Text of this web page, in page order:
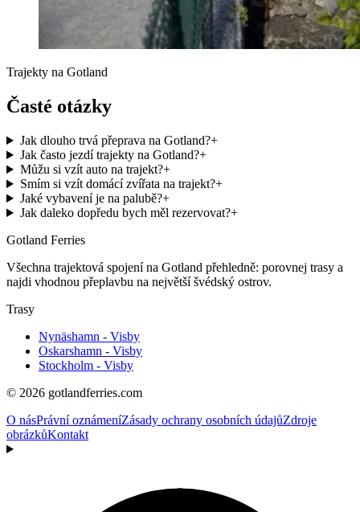
Trajekty na Gotland
Časté otázky
Jak dlouho trvá přeprava na Gotland?+
Jak často jezdí trajekty na Gotland?+
Můžu si vzít auto na trajekt?+
Smím si vzít domácí zvířata na trajekt?+
Jaké vybavení je na palubě?+
Jak daleko dopředu bych měl rezervovat?+
Gotland Ferries
Všechna trajektová spojení na Gotland přehledně: porovnej trasy a
najdi vhodnou přeplavbu na největší švédský ostrov.
Trasy
Nynäshamn - Visby
Oskarshamn - Visby
Stockholm - Visby
© 2026 gotlandferries.com
O násPrávní oznámeníZásady ochrany osobních údajůZdroje
obrázkůKontakt